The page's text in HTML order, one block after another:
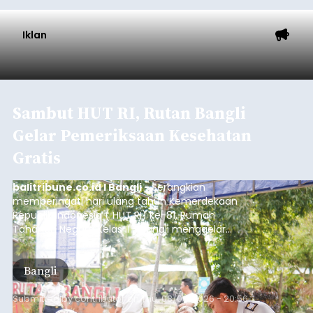
Iklan
Sambut HUT RI, Rutan Bangli
Gelar Pemeriksaan Kesehatan
Gratis
balitribune.co.id I Bangli -Serangkian
memperingati hari ulang tahun Kemerdekaan
Republik Indonesia ( HUT RI) ke-81, Rumah
Tahanan Negara Kelas II B Bangli menggelar
kegiatan pemeriksaan kesehatan gratis, Rabu
(6/8/2026).
Bangli
Submitted bycontributor Thu, 08/06/2026 - 20:56